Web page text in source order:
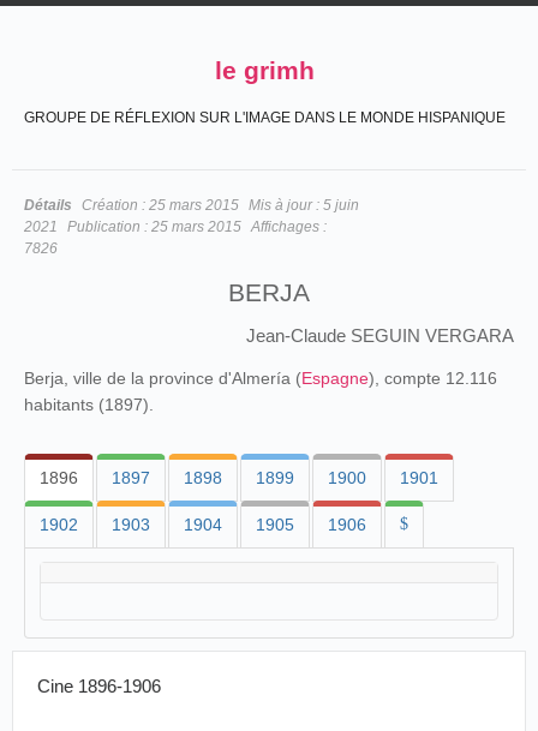
le grimh
GROUPE DE RÉFLEXION SUR L'IMAGE DANS LE MONDE HISPANIQUE
Détails Création : 25 mars 2015 Mis à jour : 5 juin
2021
Publication : 25 mars 2015 Affichages :
7826
BERJA
Jean-Claude SEGUIN VERGARA
Berja, ville de la province d'Almería (Espagne), compte 12.116
habitants (1897).
1896 1897 1898 1899 1900 1901
1902 1903 1904 1905 1906 $
Cine 1896-1906